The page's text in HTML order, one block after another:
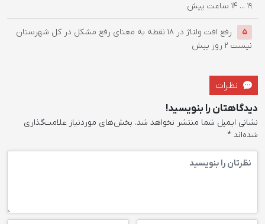
۱۹ ...
14 ساعت پیش
5
رفع افت ولتاژ در ۱۸ نقطه به معنای رفع مشکل در کل شهرستان
نیست 2 روز پیش
نظرات
دیدگاهتان را بنویسید!
نشانی ایمیل شما منتشر نخواهد شد. بخش‌های موردنیاز علامت‌گذاری
شده‌اند *